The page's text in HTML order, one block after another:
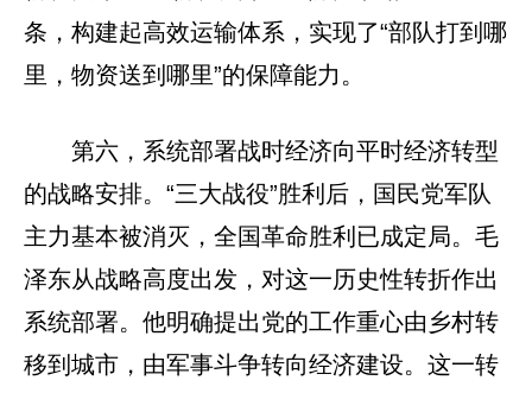
条，构建起高效运输体系，实现了“部队打到哪
里，物资送到哪里”的保障能力。
第六，系统部署战时经济向平时经济转型
的战略安排。“三大战役”胜利后，国民党军队
主力基本被消灭，全国革命胜利已成定局。毛
泽东从战略高度出发，对这一历史性转折作出
系统部署。他明确提出党的工作重心由乡村转
移到城市，由军事斗争转向经济建设。这一转